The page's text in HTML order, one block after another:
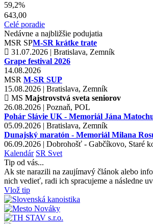
59,2%
643,00
Celé poradie
Nedávne a najbližšie podujatia
MSR SPM-SR krátke trate
31.07.2026 | Bratislava, Zemník
Grape festival 2026
14.08.2026
MSR M-SR SUP
15.08.2026 | Bratislava, Zemník
MS Majstrovstvá sveta seniorov
26.08.2026 | Poznaň, POL
Pohár Slávie UK - Memoriál Jána
05.09.2026 | Bratislava, Zemník
Dunajský maratón - Memoriál Milana
06.09.2026 | Dobrohošť - Gabčíkovo, Staré
Kalendár SR Svet
Tip od vás...
Ak ste narazili na zaujímavý článok alebo
nich vedieť, radi ich spracujeme a následne
Vlož tip